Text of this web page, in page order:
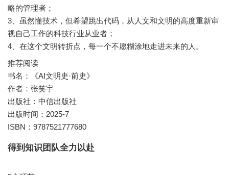
略的管理者；
3、虽然懂技术，但希望跳出代码，从人文和文明的高度重新审
视自己工作的科技行业从业者；
4、在这个文明转折点，每一个不愿糊涂地走进未来的人。
推荐阅读
书名：《AI文明史·前史》
作者：张笑宇
出版社：中信出版社
出版时间：2025-7
ISBN：9787521777680
得到知识团队全力以赴